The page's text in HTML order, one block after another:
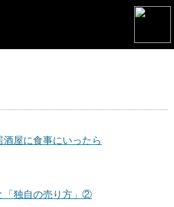
屋に食事にいったら
「独自の売り方」②